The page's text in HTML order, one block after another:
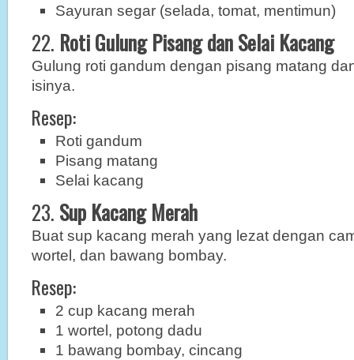
Sayuran segar (selada, tomat, mentimun)
22. Roti Gulung Pisang dan Selai Kacang
Gulung roti gandum dengan pisang matang
isinya.
Resep:
Roti gandum
Pisang matang
Selai kacang
23. Sup Kacang Merah
Buat sup kacang merah yang lezat dengan
wortel, dan bawang bombay.
Resep:
2 cup kacang merah
1 wortel, potong dadu
1 bawang bombay, cincang